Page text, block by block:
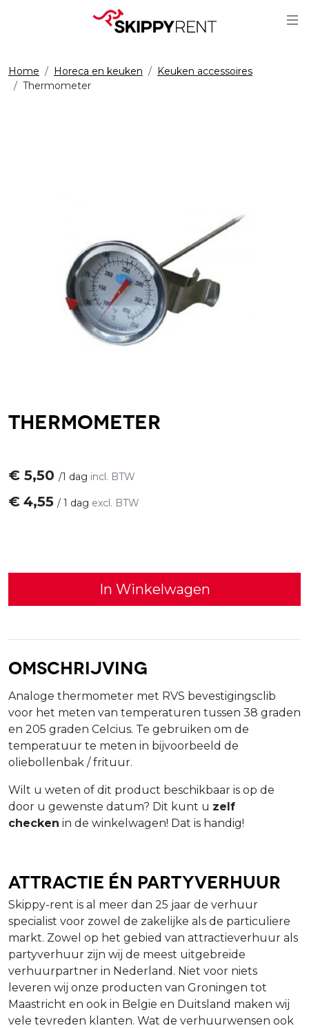
Home Horeca en keuken
Keuken accessoires
Thermometer
Thermometer
€ 5,50 /1 dag incl. BTW
€ 4,55 / 1 dag excl. BTW
In Winkelwagen
Omschrijving
Analoge thermometer met RVS bevestigingsclib
voor het meten van temperaturen tussen 38 graden
en 205 graden Celcius. Te gebruiken om de
temperatuur te meten in bijvoorbeeld de
oliebollenbak / frituur.
Wilt u weten of dit product beschikbaar is op de
door u gewenste datum? Dit kunt u zelf
checken in de winkelwagen! Dat is handig!
Attractie én Partyverhuur
Skippy-rent is al meer dan 25 jaar de verhuur
specialist voor zowel de zakelijke als de particuliere
markt. Zowel op het gebied van attractieverhuur als
partyverhuur zijn wij de meest uitgebreide
verhuurpartner in Nederland. Niet voor niets
leveren wij onze producten van Groningen tot
Maastricht en ook in Belgie en Duitsland maken wij
vele tevreden klanten. Wat de verhuurwensen ook